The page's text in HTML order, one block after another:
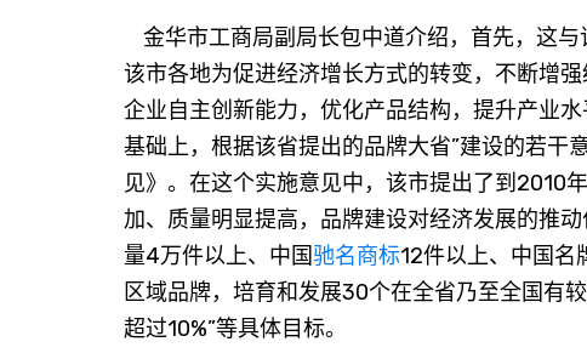
金华市工商局副局长包中道介绍，首先，这
该市各地为促进经济增长方式的转变，不断增
企业自主创新能力，优化产品结构，提升产业
基础上，根据该省提出的品牌大省”建设的若干
见》。在这个实施意见中，该市提出了到2010
加、质量明显提高，品牌建设对经济发展的推
量4万件以上、中国驰名商标12件以上、中国
区域品牌，培育和发展30个在全省乃至全国有
超过10%”等具体目标。